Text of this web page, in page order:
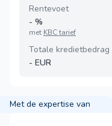
Rentevoet
- %
met KBC tarief
Totale kredietbedrag
- EUR
Met de expertise van